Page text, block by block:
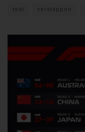
test verstappen